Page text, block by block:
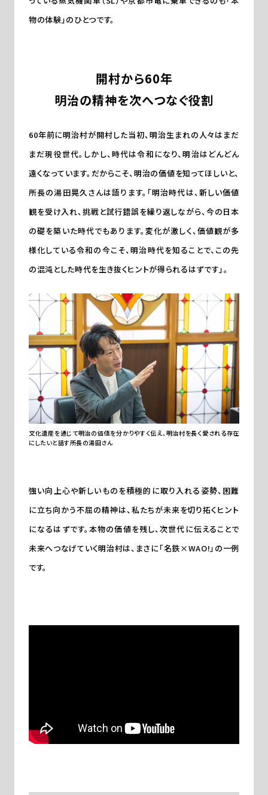
物の体験」のひとつです。
開村から60年
明治の精神を次へつなぐ役割
60年前に明治村が開村した当初、明治生まれの人々はまだ
まだ現役世代。しかし、時代は令和になり、明治はどんどん
遠くなっています。だからこそ、明治の価値を知ってほしいと、
所長の湯田晃久さんは語ります。「明治時代は、新しい価値
観を受け入れ、挑戦と試行錯誤を繰り返しながら、今の日本
の礎を築いた時代でもあります。変化が激しく、価値観が多
様化している令和の今こそ、明治時代を知ることで、この先
の混沌とした時代を生き抜くヒントが得られるはずです」。
文化遺産を通じて明治の価値を分かりやすく伝え、明治村を長く愛される存在
にしたいと話す所長の湯田さん
強い向上心や新しいものを積極的に取り入れる姿勢、困難
に立ち向かう不屈の精神は、私たちが未来を切り拓くヒント
になるはずです。本物の価値を残し、次世代に伝えることで
未来へつなげていく明治村は、まさに「名鉄×WAO!」の一例
です。